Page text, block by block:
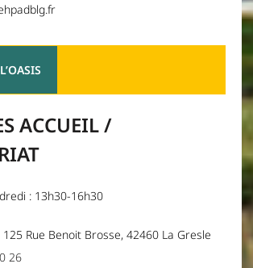
ACCUEIL /
: 13h30-16h30
125 Rue Benoit Brosse, 42460 La Gresle
26